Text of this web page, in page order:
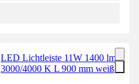
LED Lichtleiste 11W 1400 lm
3000/4000 K L 900 mm weiß